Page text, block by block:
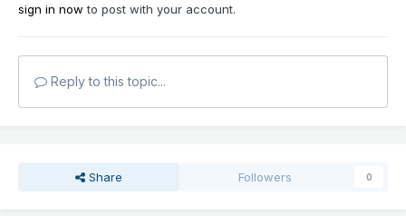
sign in now to post with your account.
Reply to this topic...
Share Followers 0